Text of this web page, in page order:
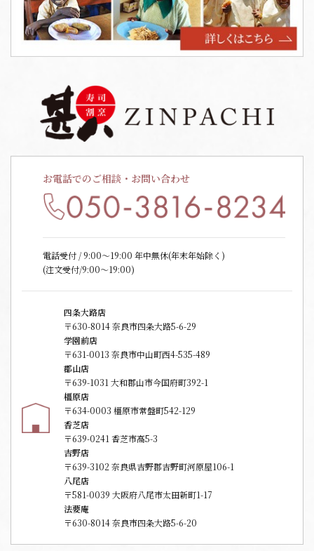
お電話でのご相談・お問い合わせ
電話受付 / 9:00〜19:00 年中無休(年末年始除く)
(注文受付/9:00～19:00)
四条大路店
〒630-8014 奈良市四条大路5-6-29
学園前店
〒631-0013 奈良市中山町西4-535-489
郡山店
〒639-1031 大和郡山市今国府町392-1
橿原店
〒634-0003 橿原市常盤町542-129
香芝店
〒639-0241 香芝市高5-3
吉野店
〒639-3102 奈良県吉野郡吉野町河原屋106-1
八尾店
〒581-0039 大阪府八尾市太田新町1-17
法要庵
〒630-8014 奈良市四条大路5-6-20